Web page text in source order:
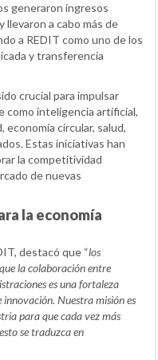
generaron ingresos
llevaron a cabo más de
a REDIT como uno de los
y transferencia
crucial para impulsar
como inteligencia artificial,
circular, salud,
Estas iniciativas han
la competitividad
de nuevas
la economía
destacó que “los
la colaboración entre
es una fortaleza
Nuestra misión es
para que cada vez más
se traduzca en